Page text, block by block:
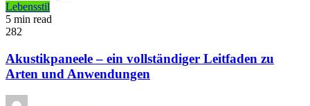
Lebensstil
5 min read
282
Akustikpaneele – ein vollständiger Leitfaden zu
Arten und Anwendungen